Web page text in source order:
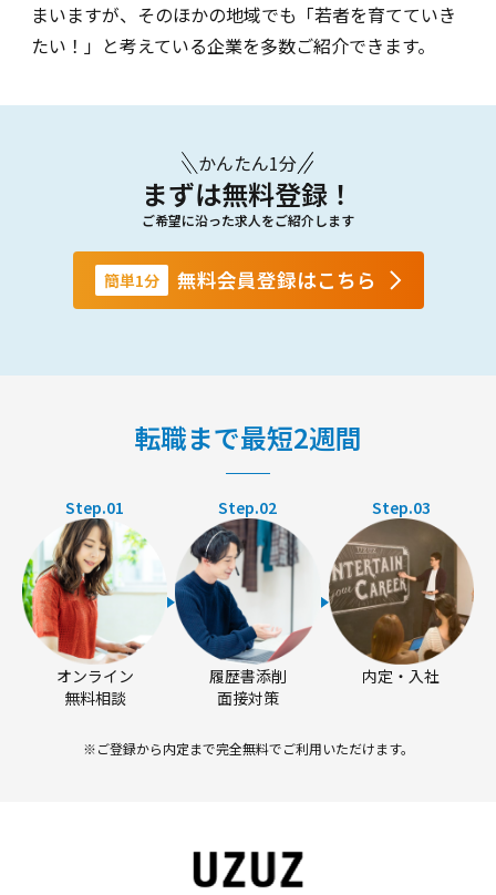
まいますが、そのほかの地域でも「若者を育てていき
たい！」と考えている企業を多数ご紹介できます。
かんたん1分
まずは無料登録！
ご希望に沿った求人をご紹介します
簡単1分 無料会員登録はこちら
転職まで最短2週間
Step.01
オンライン
無料相談
Step.02
履歴書添削
面接対策
Step.03
内定・入社
※ご登録から内定まで完全無料でご利用いただけます。